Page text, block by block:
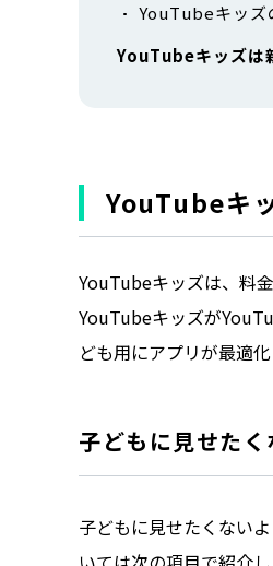
YouTubeキッズ
YouTubeキッズは
YouTubeキ
YouTubeキッズは、料
YouTubeキッズが
ども用にアプリが最適
子どもに見せた
子どもに見せたくない